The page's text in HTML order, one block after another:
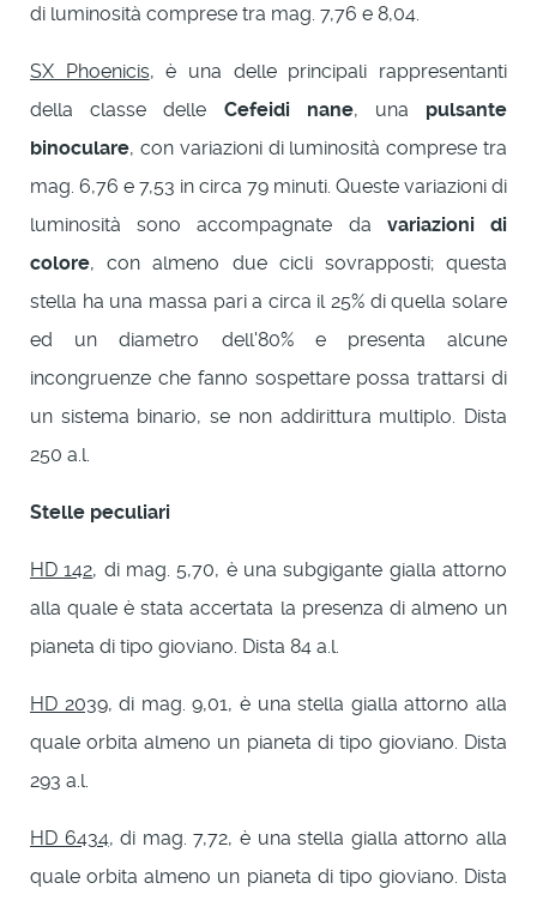
di luminosità comprese tra mag. 7,76 e 8,04.
SX Phoenicis, è una delle principali rappresentanti
della classe delle Cefeidi nane, una pulsante
binoculare, con variazioni di luminosità comprese tra
mag. 6,76 e 7,53 in circa 79 minuti. Queste variazioni di
luminosità sono accompagnate da variazioni di
colore, con almeno due cicli sovrapposti; questa
stella ha una massa pari a circa il 25% di quella solare
ed un diametro dell'80% e presenta alcune
incongruenze che fanno sospettare possa trattarsi di
un sistema binario, se non addirittura multiplo. Dista
250 a.l.
Stelle peculiari
HD 142, di mag. 5,70, è una subgigante gialla attorno
alla quale è stata accertata la presenza di almeno un
pianeta di tipo gioviano. Dista 84 a.l.
HD 2039, di mag. 9,01, è una stella gialla attorno alla
quale orbita almeno un pianeta di tipo gioviano. Dista
293 a.l.
HD 6434, di mag. 7,72, è una stella gialla attorno alla
quale orbita almeno un pianeta di tipo gioviano. Dista